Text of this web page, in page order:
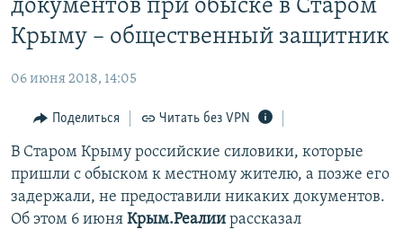
главной
Вернутся
поиску
КАРТА ВОЕННЫХ ОБЪЕКТОВ КРЫМА
ИСТОРИЯ
ИНФОГРАФИКА
ТЕЛЕПРОЕКТ КРЫМ.РЕАЛИИ
ПРОПАВШИЕ БЕЗ ВЕСТИ
РАДІО СВОБОДА
КАК ОБОЙТИ БЛОКИРОВКУ
Українською
Qırımtatar
документов при обыске в Старом
Крыму – общественный защитник
06 июня 2018, 14:05
Поделиться Читать без VPN
В Старом Крыму российские силовики, которые
пришли с обыском к местному жителю, а позже его
задержали, не предоставили никаких документов.
Об этом 6 июня Крым.Реалии рассказал